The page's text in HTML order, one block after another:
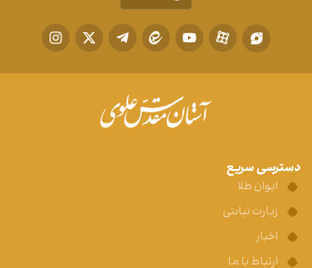
دسترسی سریع
ایوان طلا
زیارت نیابتی
اخبار
ارتباط با ما